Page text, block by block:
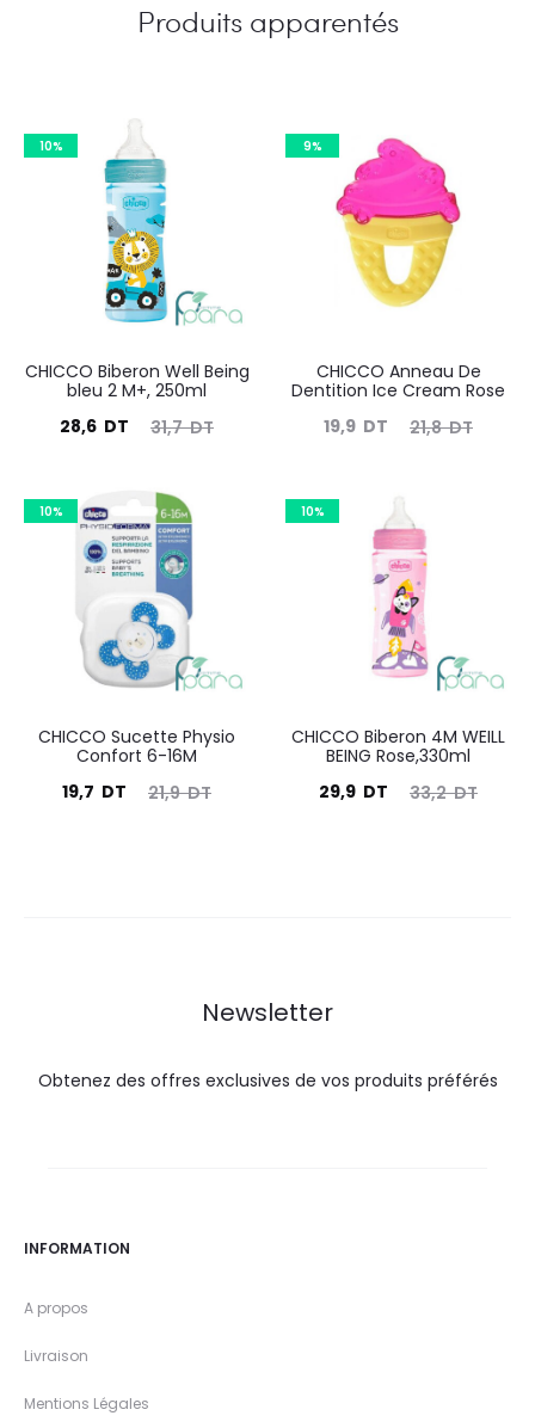
Produits apparentés
10%
CHICCO Biberon Well Being
bleu 2 M+, 250ml
31,7DT
Le
était :
31,7
DT.
28,6 DT
actuel
9%
CHICCO Anneau De
Dentition Ice Cream Rose
21,8DT
Le
était :
21,8
DT.
19,9 DT
Le
actuel
10%
CHICCO Sucette Physio
Confort 6-16M
21,9DT
Le
19,7 DT
Le
10%
CHICCO Biberon 4M WEILL
BEING Rose,330ml
33,2DT
Le
29,9 DT
Newsletter
Obtenez des offres exclusives de vos produits préférés
INFORMATION
A propos
Livraison
Mentions Légales